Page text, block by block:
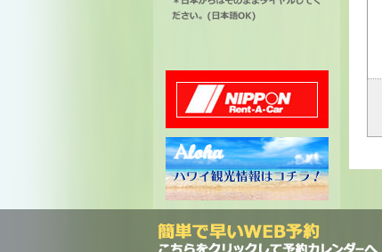
ださい。(日本語OK)
ニッポンレンタカー
ハワイ州観光局